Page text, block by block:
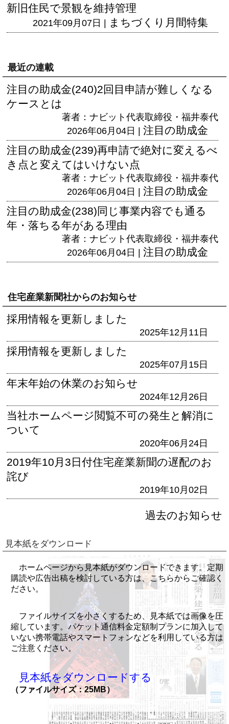
新旧住民で景観を維持管理
2021年09月07日 | まちづくり月間特集
最近の連載
注目の助成金(240)2回目申請が難しくなる
ケースとは
著者：ナビット代表取締役・福井泰代
2026年06月04日 | 注目の助成金
注目の助成金(239)再申請で絶対に変えるべ
き点と変えてはいけない点
著者：ナビット代表取締役・福井泰代
2026年06月04日 | 注目の助成金
注目の助成金(238)同じ事業内容でも通る
年・落ちる年がある理由
著者：ナビット代表取締役・福井泰代
2026年06月04日 | 注目の助成金
住宅産業新聞社からのお知らせ
採用情報を更新しました
2025年12月11日
採用情報を更新しました
2025年07月15日
年末年始の休業のお知らせ
2024年12月26日
当社ホームページ閲覧不可の発生と解消に
ついて
2020年06月24日
2019年10月3日付住宅産業新聞の遅配のお
詫び
2019年10月02日
過去のお知らせ
見本紙をダウンロード
ホームページから見本紙がダウンロードできます。定期
購読や広告出稿を検討している方は、こちらからご確認く
ださい。
ファイルサイズを小さくするため、見本紙では画像を圧
縮しています。パケット通信料金定額制プランに加入して
いない携帯電話やスマートフォンなどを利用している方は
ご注意ください。
見本紙をダウンロードする
（ファイルサイズ：25MB）